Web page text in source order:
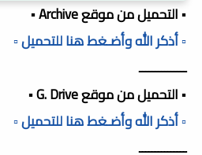
▪️ التحميل من موقع Archive ▪️
▫️ أذكر الله وأضـغط هنا للتحميل ▫️
ـــــــــــــــ
▪️ التحميل من موقع G. Drive ▪️
▫️ أذكر الله وأضـغط هنا للتحميل ▫️
ـــــــــــــــ